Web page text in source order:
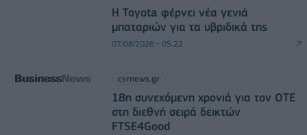
Η Toyota φέρνει νέα γενιά
μπαταριών για τα υβριδικά της
07/08/2026 - 05:22
csrnews.gr
18η συνεχόμενη χρονιά για τον ΟΤΕ
στη διεθνή σειρά δεικτών
FTSE4Good